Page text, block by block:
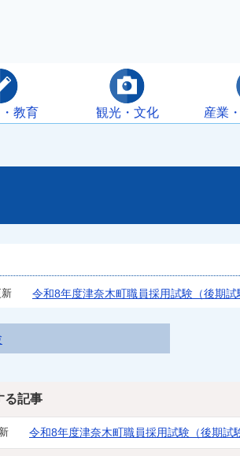
教育 観光・文化 産業
令和8年度津奈木町職員採用試験（後期試
る記事
令和8年度津奈木町職員採用試験（後期試